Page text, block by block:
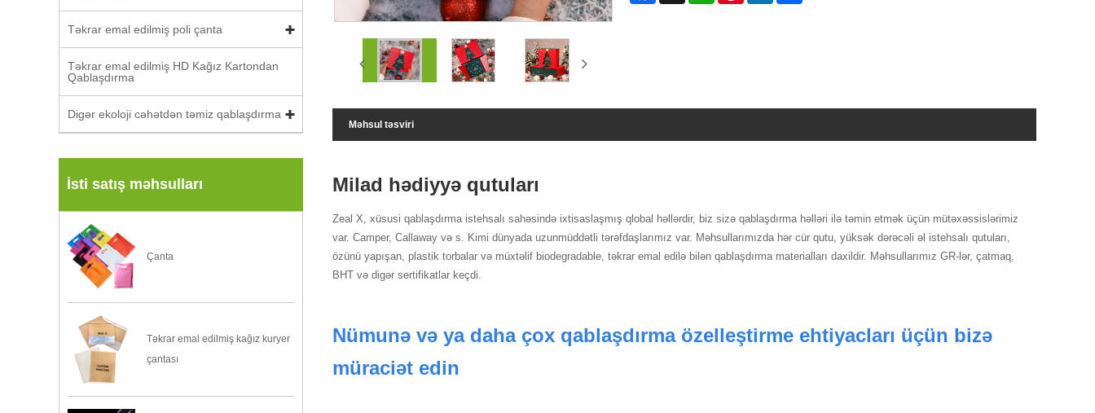
Təkrar emal edilmiş poli çanta
Təkrar emal edilmiş HD Kağız Kartondan
Qablaşdırma
Digər ekoloji cəhətdən təmiz qablaşdırma
İsti satış məhsulları
Çanta
Təkrar emal edilmiş kağız kuryer
çantası
Məhsul təsviri
Milad hədiyyə qutuları
Zeal X, xüsusi qablaşdırma istehsalı sahəsində ixtisaslaşmış qlobal həllərdir, biz sizə qablaşdırma həlləri ilə təmin etmək üçün mütəxəssislərimiz
var. Camper, Callaway və s. Kimi dünyada uzunmüddətli tərəfdaşlarımız var. Məhsullarımızda hər cür qutu, yüksək dərəcəli əl istehsalı qutuları,
özünü yapışan, plastik torbalar və müxtəlif biodegradable, təkrar emal edilə bilən qablaşdırma materialları daxildir. Məhsullarımız GR-lər, çatmaq,
BHT və digər sertifikatlar keçdi.
Nümunə və ya daha çox qablaşdırma özelleştirme ehtiyacları üçün bizə
müraciət edin